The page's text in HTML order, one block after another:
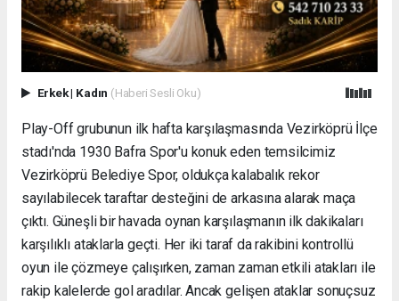
Erkek| Kadın (Haberi Sesli Oku)
Play-Off grubunun ilk hafta karşılaşmasında Vezirköprü İlçe
stadı'nda 1930 Bafra Spor'u konuk eden temsilcimiz
Vezirköprü Belediye Spor, oldukça kalabalık rekor
sayılabilecek taraftar desteğini de arkasına alarak maça
çıktı. Güneşli bir havada oynan karşılaşmanın ilk dakikaları
karşılıklı ataklarla geçti. Her iki taraf da rakibini kontrollü
oyun ile çözmeye çalışırken, zaman zaman etkili atakları ile
rakip kalelerde gol aradılar. Ancak gelişen ataklar sonuçsuz